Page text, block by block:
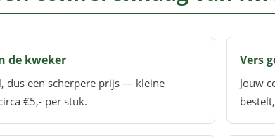
de kweker
dus een scherpere prijs — kleine
€5,- per stuk.
Vers
Jouw